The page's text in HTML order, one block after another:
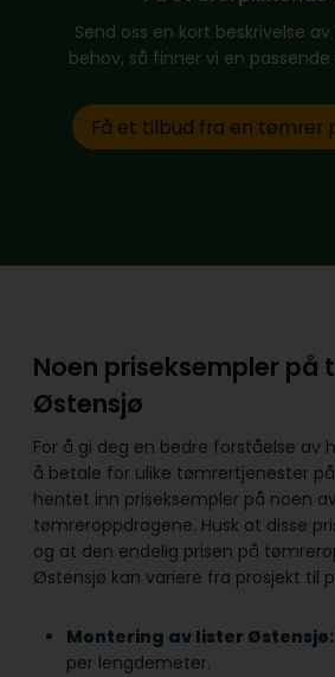
Send oss en kort beskrivelse
behov, så finner vi en
Få et tilbud fra en tømrer
Noen priseksempler på
Østensjø
For å gi deg en bedre forståelse av
å betale for ulike tømrertjenester
hentet inn priseksempler på noen
tømreroppdragene. Husk at disse
og at den endelig prisen på
Østensjø kan variere fra prosjekt til
Montering av lister Østensjø:
per lengdemeter.